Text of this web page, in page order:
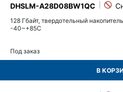
DHSLM-A28D08BW1QC
128 Гбайт, твердотельный
-40~+85C
Под заказ
В